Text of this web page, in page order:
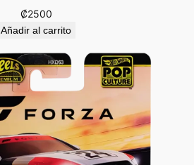
₡2500
Añadir al carrito